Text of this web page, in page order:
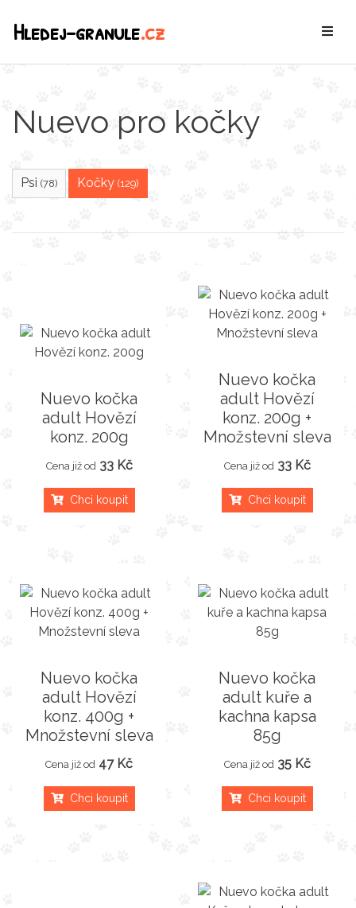
Hledej-granule.cz
Nuevo pro kočky
Psi (78) Kočky (129)
Nuevo kočka
adult Hovězí
konz. 200g
Cena již od 33 Kč
Chci koupit
Nuevo kočka
adult Hovězí
konz. 200g +
Množstevní sleva
Cena již od 33 Kč
Chci koupit
Nuevo kočka
adult Hovězí
konz. 400g +
Množstevní sleva
Cena již od 47 Kč
Chci koupit
Nuevo kočka
adult kuře a
kachna kapsa
85g
Cena již od 35 Kč
Chci koupit